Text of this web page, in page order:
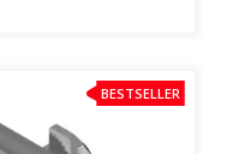
BESTSELLER